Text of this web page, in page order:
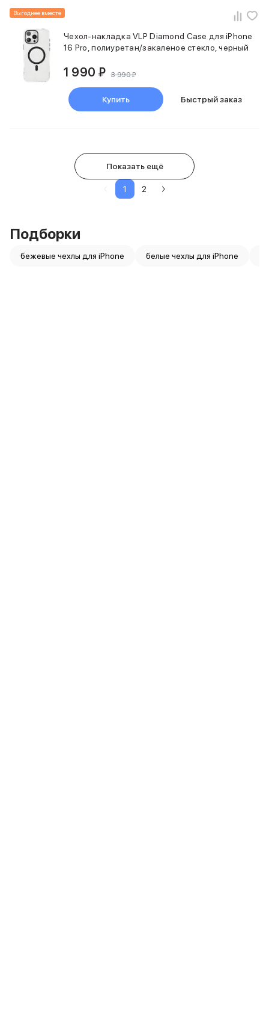
Выгоднее вместе
Чехол-накладка VLP Diamond Case для iPhone
16 Pro, полиуретан/закаленое стекло, черный
1 990 ₽ 3 990 ₽
Купить Быстрый заказ
Показать ещё
1 2
Подборки
бежевые чехлы для iPhone белые чехлы для iPhone